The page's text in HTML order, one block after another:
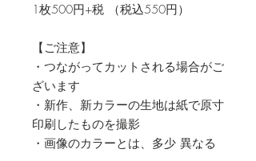
1枚500円+税 （税込550円）
【ご注意】
・つながってカットされる場合がご
ざいます
・新作、新カラーの生地は紙で原寸
印刷したものを撮影
・画像のカラーとは、多少 異なる